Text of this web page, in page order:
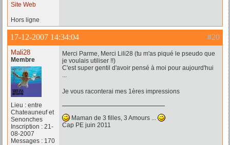
Site Web
Hors ligne
#20
17-12-2007 14:34:04
Mali28
Membre
Lieu : entre
Chateauneuf et
Senonches
Inscription : 21-
08-2007
Messages : 170
Merci Parme, Merci Lili28 (tu m'as piqué le pseudo que
je voulais utiliser !!)
C'est super gentil d'avoir pensé à moi pour aujourd'hui
...
Je vous raconterai mes 1ères impressions
Maman de 3 filles, 3 Amours ...
Cap PE juin 2011